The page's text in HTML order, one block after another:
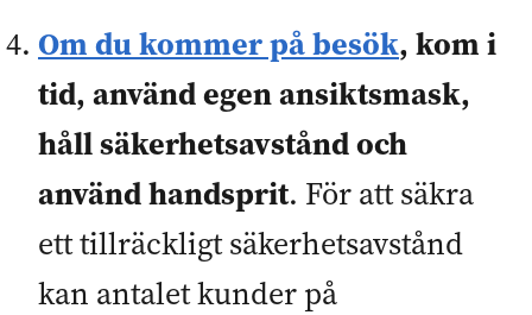
Om du kommer på besök, kom i
tid, använd egen ansiktsmask,
håll säkerhetsavstånd och
använd handsprit. För att säkra
ett tillräckligt säkerhetsavstånd
kan antalet kunder på